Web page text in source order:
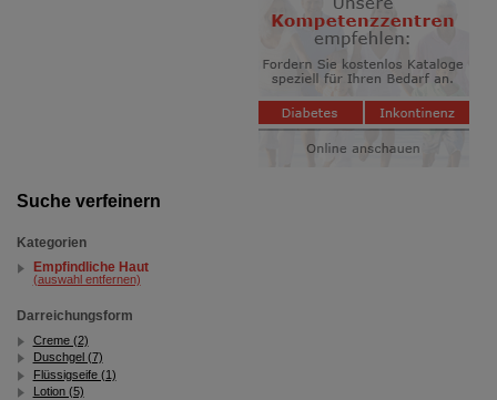
unserer Website sammeln, mit deren Hilfe wir unsere
Website weiter für Sie optimieren können, den Inhalt
auf unserer Website aber auch die Werbung auf
Drittseiten möglichst relevant für Sie zu gestalten.
Bitte beachten Sie, dass Daten hierfür teilweise an
Dritte wie z.B. Google oder soziale Medien
Suche verfeinern
Kategorien
Empfindliche Haut
(auswahl entfernen)
Darreichungsform
Creme (2)
Duschgel (7)
Flüssigseife (1)
Lotion (5)